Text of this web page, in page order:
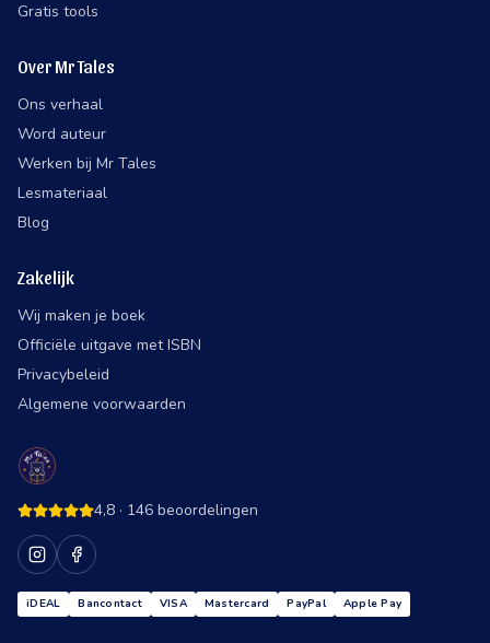
Gratis tools
Over Mr Tales
Ons verhaal
Word auteur
Werken bij Mr Tales
Lesmateriaal
Blog
Zakelijk
Wij maken je boek
Officiële uitgave met ISBN
Privacybeleid
Algemene voorwaarden
4,8 · 146 beoordelingen
iDEAL Bancontact VISA Mastercard PayPal Apple Pay